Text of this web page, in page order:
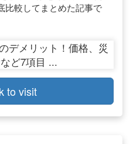
比較してまとめた記事で
to visit